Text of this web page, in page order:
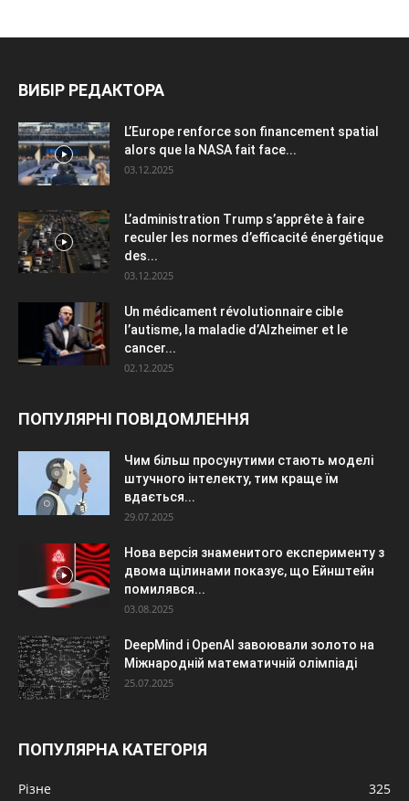
ВИБІР РЕДАКТОРА
L’Europe renforce son financement spatial
alors que la NASA fait face...
03.12.2025
L’administration Trump s’apprête à faire
reculer les normes d’efficacité énergétique
des...
03.12.2025
Un médicament révolutionnaire cible
l’autisme, la maladie d’Alzheimer et le
cancer...
02.12.2025
ПОПУЛЯРНІ ПОВІДОМЛЕННЯ
Чим більш просунутими стають моделі
штучного інтелекту, тим краще їм
вдається...
29.07.2025
Нова версія знаменитого експерименту з
двома щілинами показує, що Ейнштейн
помилявся...
03.08.2025
DeepMind і OpenAI завоювали золото на
Міжнародній математичній олімпіаді
25.07.2025
ПОПУЛЯРНА КАТЕГОРІЯ
Різне 325